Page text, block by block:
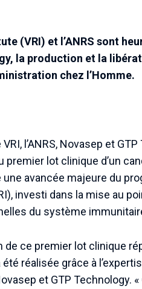
(VRI) et l’ANRS sont
la production et la
chez l’Homme.
l’ANRS, Novasep et
premier lot clinique d’un
avancée majeure du
investi dans la mise au
du système
de ce premier lot clinique
réalisée grâce à
et GTP Technology.